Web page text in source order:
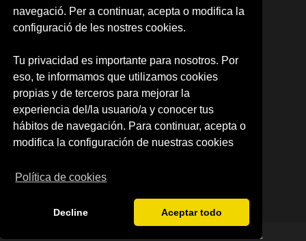
navegació. Per a continuar, acepta o modifica la
configuració de les nostres cookies.
Tu privacidad es importante para nosotros. Por
eso, te informamos que utilizamos cookies
propias y de terceros para mejorar la
experiencia del/la usuario/a y conocer tus
hábitos de navegación. Para continuar, acepta o
modifica la configuración de nuestras cookies
Política de cookies
Decline Aceptar todo
10. JAPONÉS
11. RUSO
12.NEERLANDÉS
14. INTENSIVE SPANISH
CARTA RESERVA DE PLAZA
RESERVA DE PLAZA (CAMPUS)
SOBRE NOSOTROS
Quienes somos
Política de privacidad
© 2026 Centre d'Idiomes de la Universitat de València